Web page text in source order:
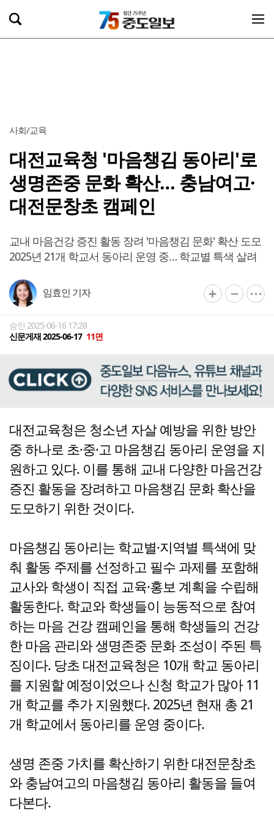
사회/교육
대전교육청 '마음챙김 동아리'로
생명존중 문화 확산… 충남여고·
대전문창초 캠페인
교내 마음건강 증진 활동 장려 '마음챙김 문화' 확산 도모
2025년 21개 학교서 동아리 운영 중… 학교별 특색 살려
임효인 기자
승인 2025-06-16 17:28
신문게재 2025-06-17 11면
대전교육청은 청소년 자살 예방을 위한 방안
중 하나로 초·중·고 마음챙김 동아리 운영을 지
원하고 있다. 이를 통해 교내 다양한 마음건강
증진 활동을 장려하고 마음챙김 문화 확산을
도모하기 위한 것이다.
마음챙김 동아리는 학교별·지역별 특색에 맞
춰 활동 주제를 선정하고 필수 과제를 포함해
교사와 학생이 직접 교육·홍보 계획을 수립해
활동한다. 학교와 학생들이 능동적으로 참여
하는 마음 건강 캠페인을 통해 학생들의 건강
한 마음 관리와 생명존중 문화 조성이 주된 특
징이다. 당초 대전교육청은 10개 학교 동아리
를 지원할 예정이었으나 신청 학교가 많아 11
개 학교를 추가 지원했다. 2025년 현재 총 21
개 학교에서 동아리를 운영 중이다.
생명 존중 가치를 확산하기 위한 대전문창초
와 충남여고의 마음챙김 동아리 활동을 들여
다본다.